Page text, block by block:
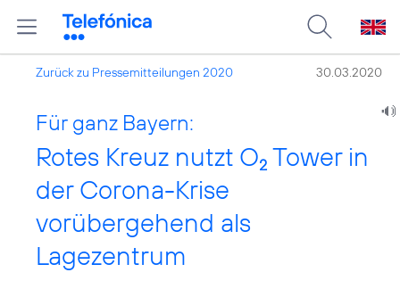
Zurück zu Pressemitteilungen 2020 30.03.2020
Für ganz Bayern:
Rotes Kreuz nutzt O2 Tower in
der Corona-Krise
vorübergehend als
Lagezentrum